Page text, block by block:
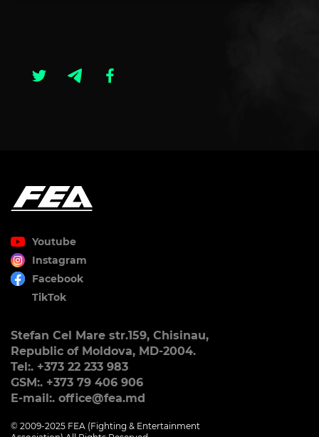
Youtube
Instagram
Facebook
TikTok
Stefan Cel Mare str.159, Chisinau,
Republic of Moldova, MD-2004.
Tel:. +373 22 233 983
GSM:. +373 79 406 906
E-mail:. office@fea.md
© 2009-2025 FEA (Fighting & Entertainment